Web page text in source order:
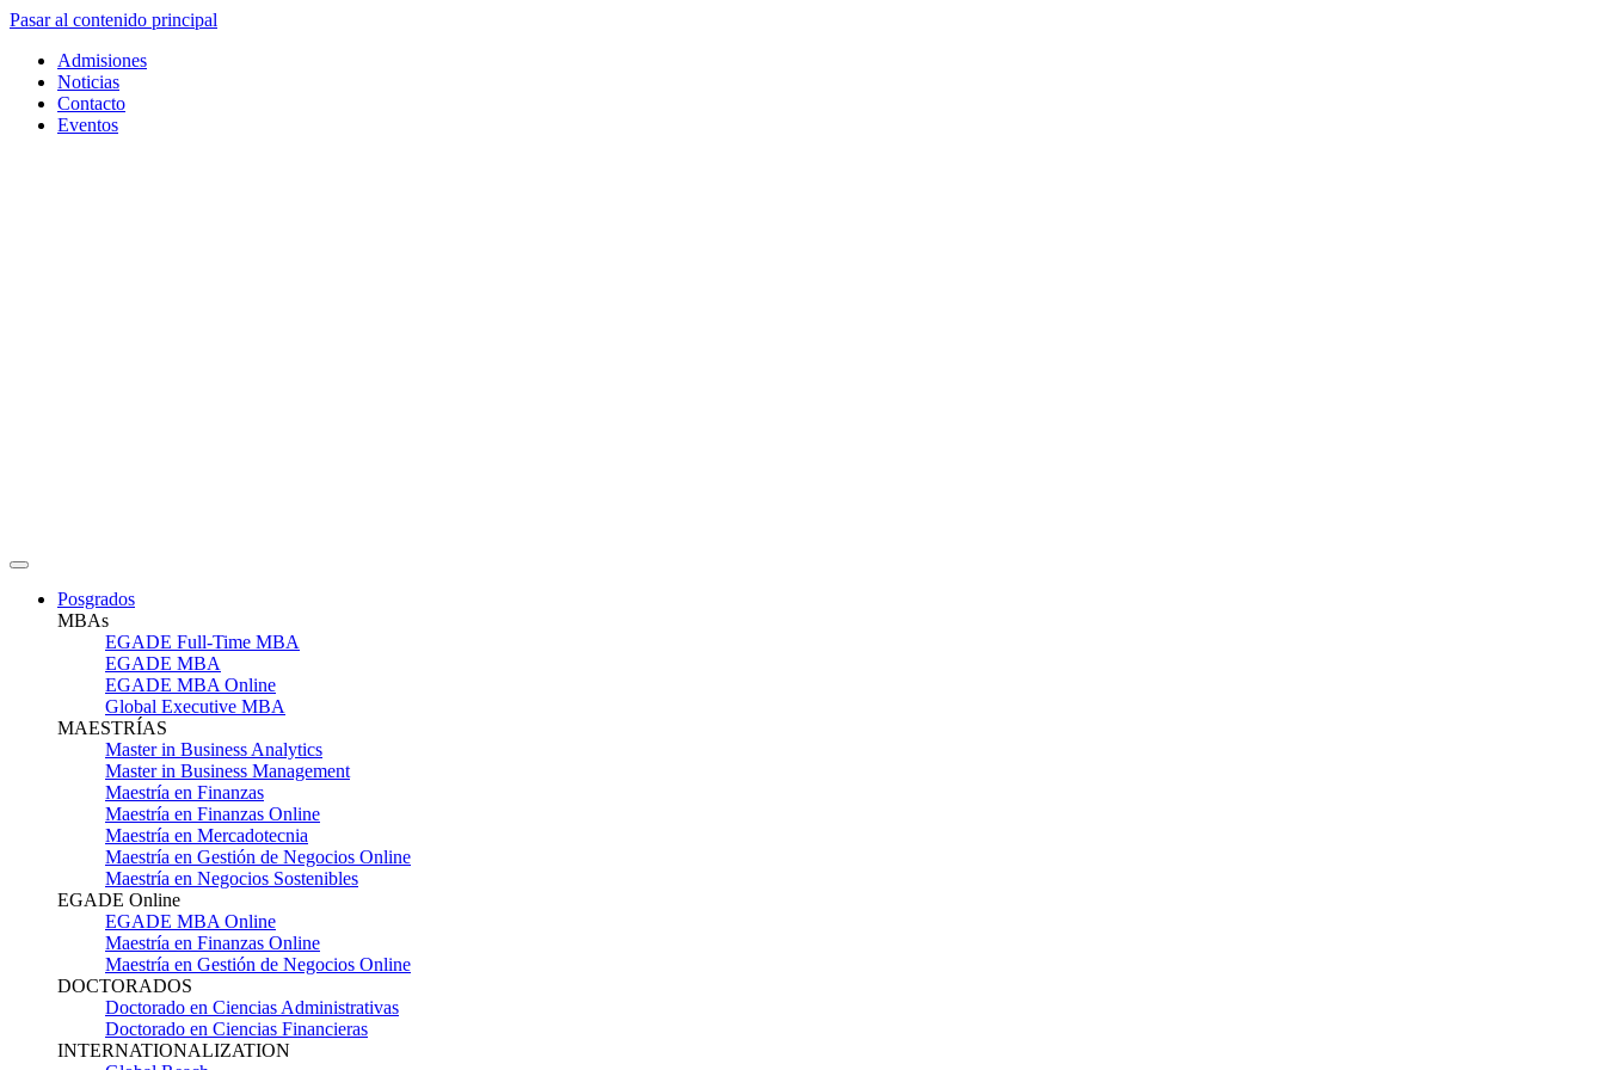
Pasar al contenido principal
Admisiones
Noticias
Contacto
Eventos
Posgrados
MBAs
EGADE Full-Time MBA
EGADE MBA
EGADE MBA Online
Global Executive MBA
MAESTRÍAS
Master in Business Analytics
Master in Business Management
Maestría en Finanzas
Maestría en Finanzas Online
Maestría en Mercadotecnia
Maestría en Gestión de Negocios Online
Maestría en Negocios Sostenibles
EGADE Online
EGADE MBA Online
Maestría en Finanzas Online
Maestría en Gestión de Negocios Online
DOCTORADOS
Doctorado en Ciencias Administrativas
Doctorado en Ciencias Financieras
INTERNATIONALIZATION